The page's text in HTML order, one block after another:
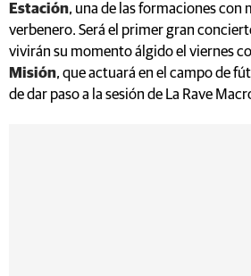
Estación, una de las formaciones
verbenero. Será el primer gran
vivirán su momento álgido el viernes
Misión, que actuará en el campo de
de dar paso a la sesión de La Rave